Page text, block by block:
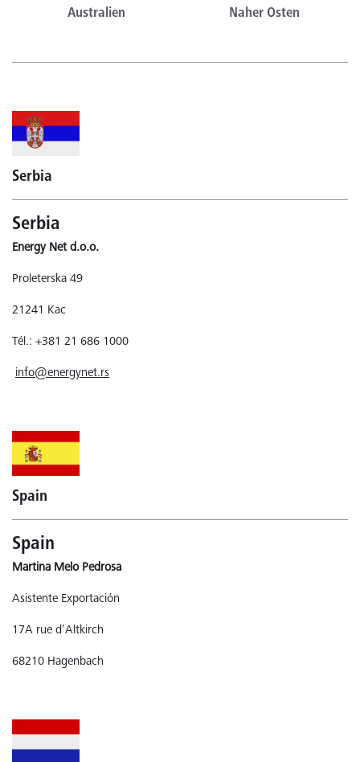
Australien Naher Osten
Serbia
Serbia
Energy Net d.o.o.
Proleterska 49
21241 Kac
Tél.: +381 21 686 1000
info@energynet.rs
Spain
Spain
Martina Melo Pedrosa
Asistente Exportación
17A rue d’Altkirch
68210 Hagenbach